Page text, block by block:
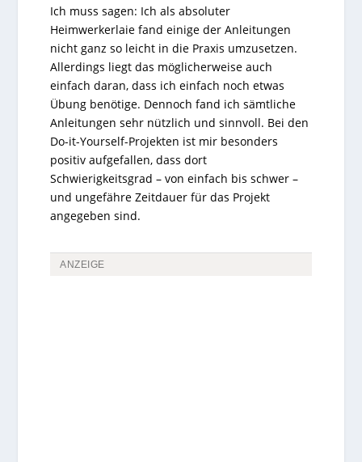
Ich muss sagen: Ich als absoluter
Heimwerkerlaie fand einige der Anleitungen
nicht ganz so leicht in die Praxis umzusetzen.
Allerdings liegt das möglicherweise auch
einfach daran, dass ich einfach noch etwas
Übung benötige. Dennoch fand ich sämtliche
Anleitungen sehr nützlich und sinnvoll. Bei den
Do-it-Yourself-Projekten ist mir besonders
positiv aufgefallen, dass dort
Schwierigkeitsgrad – von einfach bis schwer –
und ungefähre Zeitdauer für das Projekt
angegeben sind.
ANZEIGE